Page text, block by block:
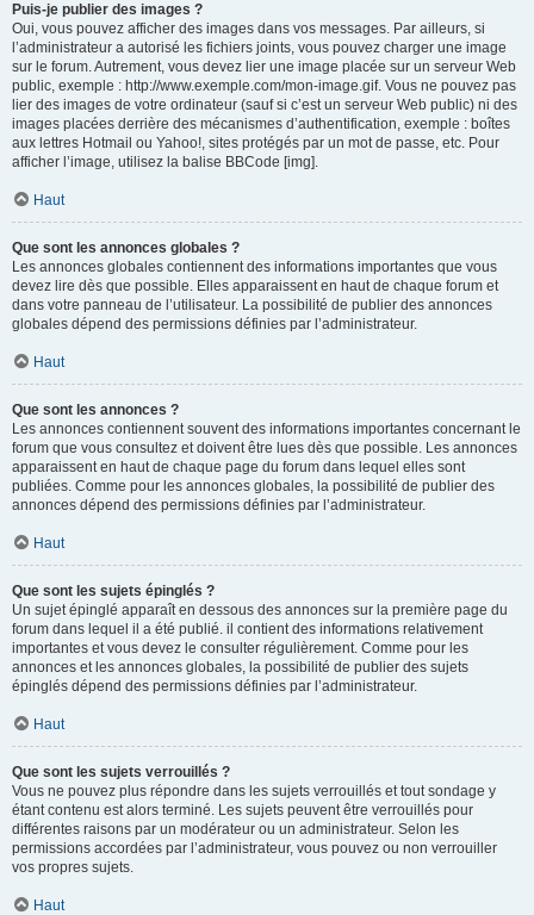
Puis-je publier des images ?
Oui, vous pouvez afficher des images dans vos messages. Par ailleurs, si
l’administrateur a autorisé les fichiers joints, vous pouvez charger une image
sur le forum. Autrement, vous devez lier une image placée sur un serveur Web
public, exemple : http://www.exemple.com/mon-image.gif. Vous ne pouvez pas
lier des images de votre ordinateur (sauf si c’est un serveur Web public) ni des
images placées derrière des mécanismes d’authentification, exemple : boîtes
aux lettres Hotmail ou Yahoo!, sites protégés par un mot de passe, etc. Pour
afficher l’image, utilisez la balise BBCode [img].
Haut
Que sont les annonces globales ?
Les annonces globales contiennent des informations importantes que vous
devez lire dès que possible. Elles apparaissent en haut de chaque forum et
dans votre panneau de l’utilisateur. La possibilité de publier des annonces
globales dépend des permissions définies par l’administrateur.
Haut
Que sont les annonces ?
Les annonces contiennent souvent des informations importantes concernant le
forum que vous consultez et doivent être lues dès que possible. Les annonces
apparaissent en haut de chaque page du forum dans lequel elles sont
publiées. Comme pour les annonces globales, la possibilité de publier des
annonces dépend des permissions définies par l’administrateur.
Haut
Que sont les sujets épinglés ?
Un sujet épinglé apparaît en dessous des annonces sur la première page du
forum dans lequel il a été publié. il contient des informations relativement
importantes et vous devez le consulter régulièrement. Comme pour les
annonces et les annonces globales, la possibilité de publier des sujets
épinglés dépend des permissions définies par l’administrateur.
Haut
Que sont les sujets verrouillés ?
Vous ne pouvez plus répondre dans les sujets verrouillés et tout sondage y
étant contenu est alors terminé. Les sujets peuvent être verrouillés pour
différentes raisons par un modérateur ou un administrateur. Selon les
permissions accordées par l’administrateur, vous pouvez ou non verrouiller
vos propres sujets.
Haut